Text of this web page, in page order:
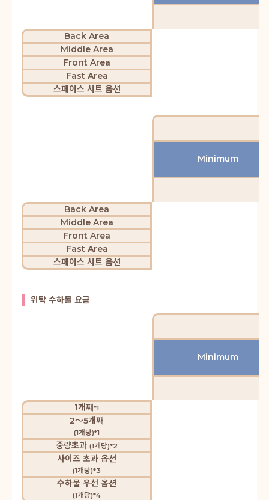
Back Area
Middle Area
Front Area
Fast Area
스페이스 시트 옵션
Minimum
Back Area
Middle Area
Front Area
Fast Area
스페이스 시트 옵션
위탁 수하물 요금
Minimum
1개째*1
2～5개째
(1개당)*1
중량초과 (1개당)*2
사이즈 초과 옵션
(1개당)*3
수하물 우선 옵션
(1개당)*4